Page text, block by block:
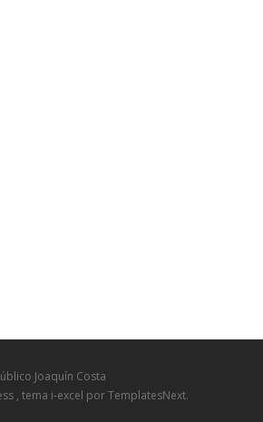
Joaquín Costa
, tema i-excel por TemplatesNext.